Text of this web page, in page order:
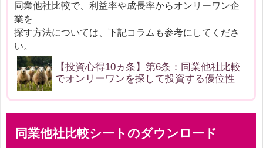
同業他社比較で、利益率や成長率からオンリーワン企
業を
探す方法については、下記コラムも参考にしてくださ
い。
【投資心得10ヵ条】第6条：同業他社比較
でオンリーワンを探して投資する優位性
同業他社比較シートのダウンロード